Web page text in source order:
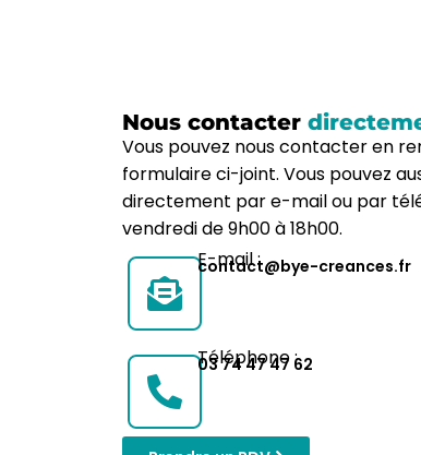
Nous contacter
Vous pouvez nous contacter en
formulaire ci-joint. Vous pouvez
directement par e-mail ou par
vendredi de 9h00 à 18h00.
E-mail :
contact@bye-creances.fr
Téléphone :
03 74 47 47 62